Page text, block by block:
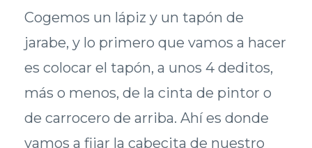
Cogemos un lápiz y un tapón de
jarabe, y lo primero que vamos a hacer
es colocar el tapón, a unos 4 deditos,
más o menos, de la cinta de pintor o
de carrocero de arriba. Ahí es donde
vamos a fijar la cabecita de nuestro